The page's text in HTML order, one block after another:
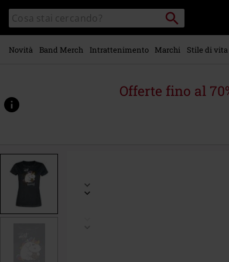
contenuto
principale
Cerca
nel
catalogo
Cerca
Punto
di
ritiro
Novità Band Merch Intrattenimento Marchi Stile di vita
Offerte fino al
www.emp-
p/i%27m-
550999.html